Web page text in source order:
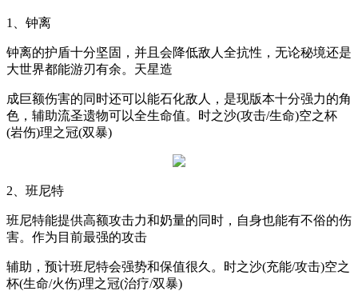
1 、钟离
钟离的护盾十分坚固，并且会降低敌人全抗性，无论秘境还是
大世界都能游刃有余。天星造
成巨额伤害的同时还可以能石化敌人，是现版本十分强力的角
色，辅助流圣遗物可以全生命值。时之沙(攻击/生命)空之杯
(岩伤)理之冠(双暴)
2 、班尼特
班尼特能提供高额攻击力和奶量的同时，自身也能有不俗的伤
害。作为目前最强的攻击
辅助，预计班尼特会强势和保值很久。时之沙(充能/攻击)空之
杯(生命/火伤)理之冠(治疗/双暴)